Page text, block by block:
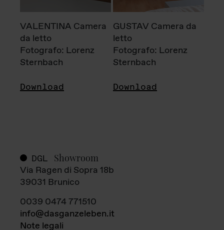
VALENTINA Camera
da letto
Fotografo: Lorenz
Sternbach
Download
GUSTAV Camera da
letto
Fotografo: Lorenz
Sternbach
Download
DGL Showroom
Via Ragen di Sopra 18b
39031 Brunico
0039 0474 771510
info@dasganzeleben.it
Note legali